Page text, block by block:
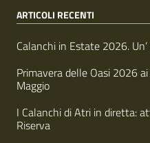
c
i
v
i
ARTICOLI RECENTI
Calanchi in Estate 2026.
Primavera delle Oasi 2026
Maggio
I Calanchi di Atri in diretta:
Riserva